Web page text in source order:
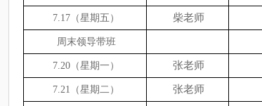
7.17（星期五） 柴老师
周末领导带班
7.20（星期一） 张老师
7.21（星期二） 张老师